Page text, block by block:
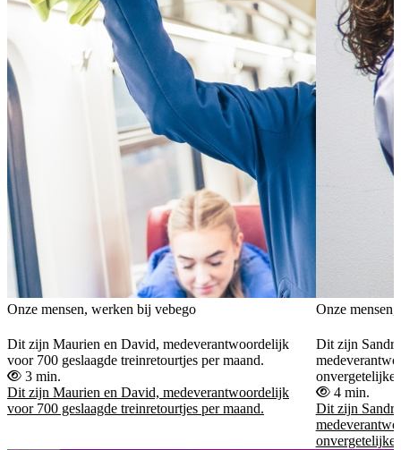
Onze mensen, werken bij vebego
Dit zijn Maurien en David, medeverantwoordelijk
voor 700 geslaagde treinretourtjes per maand.
3 min.
Dit zijn Maurien en David, medeverantwoordelijk
voor 700 geslaagde treinretourtjes per maand.
Onze
Dit zijn
onvergetelijke
4 min.
Dit zijn
onvergetelijke